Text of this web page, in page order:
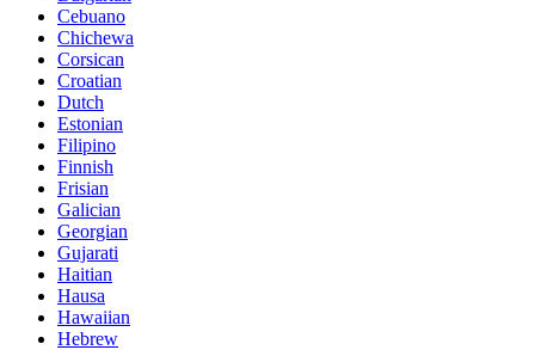
Cebuano
Chichewa
Corsican
Croatian
Dutch
Estonian
Filipino
Finnish
Frisian
Galician
Georgian
Gujarati
Haitian
Hausa
Hawaiian
Hebrew